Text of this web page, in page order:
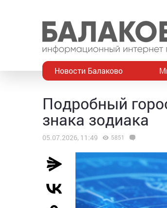
Новости Балаково
Подробный
знака зодиака
05.07.2026, 11:49 5851